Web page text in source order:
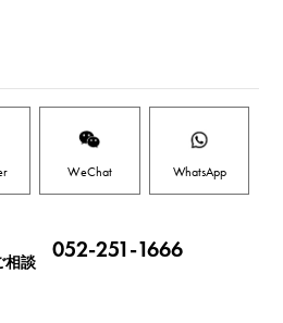
WeChat WhatsApp
相談
052-251-1666